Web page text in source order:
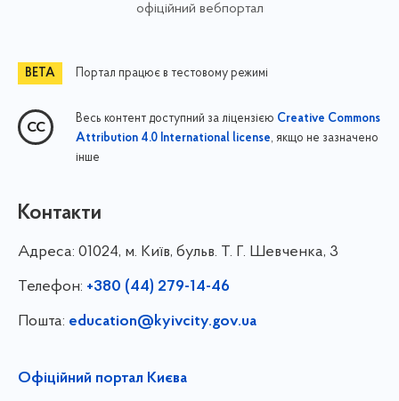
офіційний вебпортал
Портал працює в тестовому режимі
Весь контент доступний за ліцензією Creative Commons
Attribution 4.0 International license, якщо не зазначено
інше
Контакти
Адреса: 01024, м. Київ, бульв. Т. Г. Шевченка, 3
Телефон: +380 (44) 279-14-46
Пошта: education@kyivcity.gov.ua
Офіційний портал Києва